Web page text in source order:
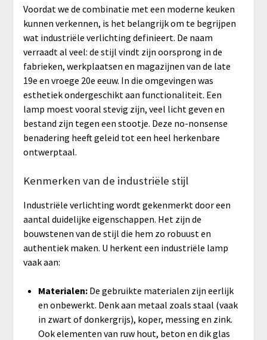
Voordat we de combinatie met een moderne keuken
kunnen verkennen, is het belangrijk om te begrijpen
wat industriële verlichting definieert. De naam
verraadt al veel: de stijl vindt zijn oorsprong in de
fabrieken, werkplaatsen en magazijnen van de late
19e en vroege 20e eeuw. In die omgevingen was
esthetiek ondergeschikt aan functionaliteit. Een
lamp moest vooral stevig zijn, veel licht geven en
bestand zijn tegen een stootje. Deze no-nonsense
benadering heeft geleid tot een heel herkenbare
ontwerptaal.
Kenmerken van de industriële stijl
Industriële verlichting wordt gekenmerkt door een
aantal duidelijke eigenschappen. Het zijn de
bouwstenen van de stijl die hem zo robuust en
authentiek maken. U herkent een industriële lamp
vaak aan:
Materialen:De gebruikte materialen zijn eerlijk
en onbewerkt. Denk aan metaal zoals staal (vaak
in zwart of donkergrijs), koper, messing en zink.
Ook elementen van ruw hout, beton en dik glas